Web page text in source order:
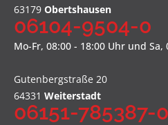
63179 Obertshausen
06104-9504-0
Mo-Fr, 08:00 - 18:00 Uhr und Sa,
Gutenbergstraße 20
64331 Weiterstadt
06151-785387-0